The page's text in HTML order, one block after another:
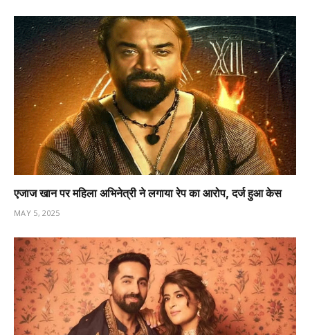
एजाज खान पर महिला अभिनेत्री ने लगाया रेप का आरोप, दर्ज हुआ केस
MAY 5, 2025